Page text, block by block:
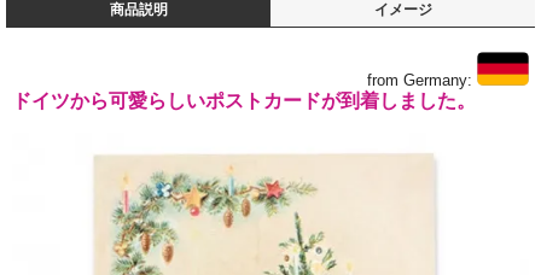
商品説明 イメージ
from Germany:
ドイツから可愛らしいポストカードが到着しました。